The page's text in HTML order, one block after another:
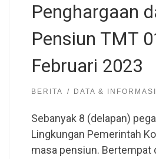
Penghargaan
Pensiun TMT
Februari 2023
BERITA DATA & INFORMASI
Sebanyak 8 (delapan)
Lingkungan Pemerintah
masa pensiun. Bertempat